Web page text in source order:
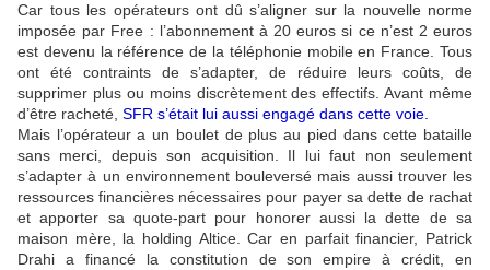
Car tous les opérateurs ont dû s’aligner sur la nouvelle norme
imposée par Free : l’abonnement à 20 euros si ce n’est 2 euros
est devenu la référence de la téléphonie mobile en France. Tous
ont été contraints de s’adapter, de réduire leurs coûts, de
supprimer plus ou moins discrètement des effectifs. Avant même
d’être racheté, SFR s’était lui aussi engagé dans cette voie.
Mais l’opérateur a un boulet de plus au pied dans cette bataille
sans merci, depuis son acquisition. Il lui faut non seulement
s’adapter à un environnement bouleversé mais aussi trouver les
ressources financières nécessaires pour payer sa dette de rachat
et apporter sa quote-part pour honorer aussi la dette de sa
maison mère, la holding Altice. Car en parfait financier, Patrick
Drahi a financé la constitution de son empire à crédit, en